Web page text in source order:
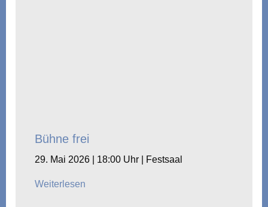
Bühne frei
29. Mai 2026 | 18:00 Uhr | Festsaal
Weiterlesen